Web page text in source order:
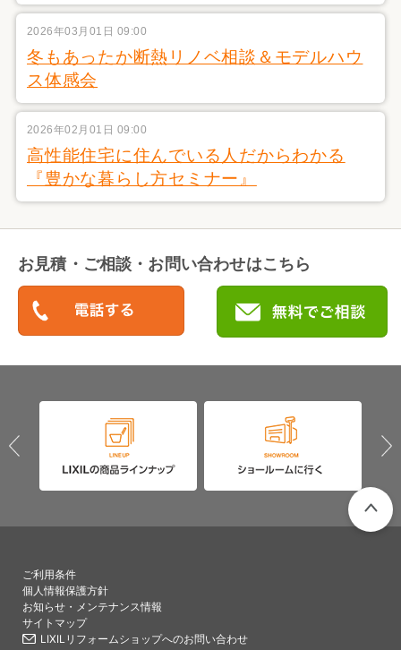
2026年03月01日 09:00
冬もあったか断熱リノベ相談＆モデルハウ
ス体感会
2026年02月01日 09:00
高性能住宅に住んでいる人だからわかる
『豊かな暮らし方セミナー』
お見積・ご相談・お問い合わせはこちら
ご利用条件
個人情報保護方針
お知らせ・メンテナンス情報
サイトマップ
LIXILリフォームショップへのお問い合わせ